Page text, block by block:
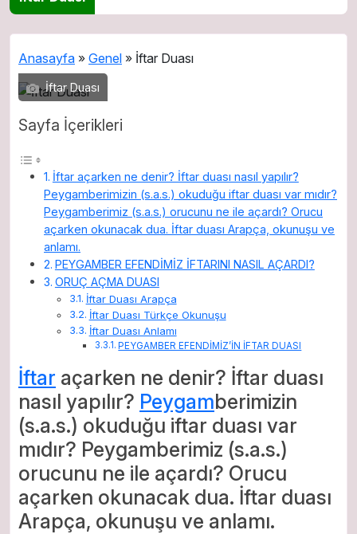
Anasayfa » Genel » İftar Duası
İftar Duası
Sayfa İçerikleri
İftar açarken ne denir? İftar duası nasıl yapılır?
Peygamberimizin (s.a.s.) okuduğu iftar duası var mıdır?
Peygamberimiz (s.a.s.) orucunu ne ile açardı? Orucu
açarken okunacak dua. İftar duası Arapça, okunuşu ve
anlamı.
PEYGAMBER EFENDİMİZ İFTARINI NASIL AÇARDI?
ORUÇ AÇMA DUASI
İftar Duası Arapça
İftar Duası Türkçe Okunuşu
İftar Duası Anlamı
PEYGAMBER EFENDİMİZ’İN İFTAR DUASI
İftar açarken ne denir? İftar duası
nasıl yapılır? Peygamberimizin
(s.a.s.) okuduğu iftar duası var
mıdır? Peygamberimiz (s.a.s.)
orucunu ne ile açardı? Orucu
açarken okunacak dua. İftar duası
Arapça, okunuşu ve anlamı.